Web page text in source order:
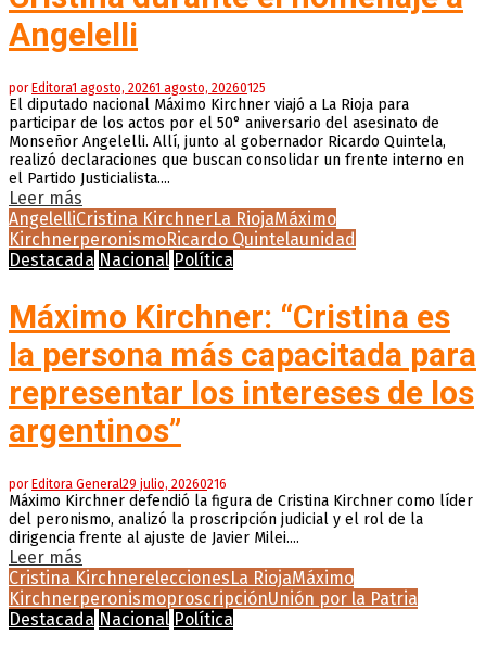
Angelelli
porEditora1 agosto, 20261 agosto, 20260125
El diputado nacional Máximo Kirchner viajó a La Rioja para
participar de los actos por el 50° aniversario del asesinato de
Monseñor Angelelli. Allí, junto al gobernador Ricardo Quintela,
realizó declaraciones que buscan consolidar un frente interno en
el Partido Justicialista....
Leer más
AngelelliCristina KirchnerLa RiojaMáximo
KirchnerperonismoRicardo Quintelaunidad
Destacada Nacional Política
Máximo Kirchner: “Cristina es
la persona más capacitada para
representar los intereses de los
argentinos”
porEditora General29 julio, 20260216
Máximo Kirchner defendió la figura de Cristina Kirchner como líder
del peronismo, analizó la proscripción judicial y el rol de la
dirigencia frente al ajuste de Javier Milei....
Leer más
Cristina KirchnereleccionesLa RiojaMáximo
KirchnerperonismoproscripciónUnión por la Patria
Destacada Nacional Política